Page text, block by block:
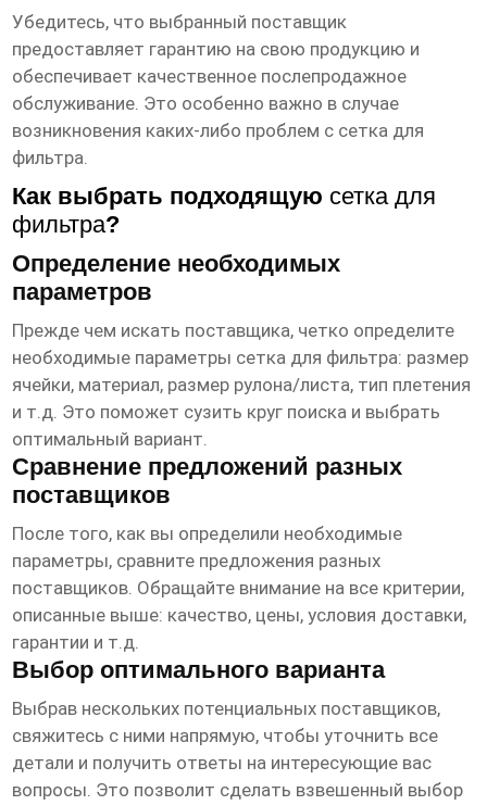
Убедитесь, что выбранный поставщик
предоставляет гарантию на свою продукцию и
обеспечивает качественное послепродажное
обслуживание. Это особенно важно в случае
возникновения каких-либо проблем с сетка для
фильтра.
Как выбрать подходящую сетка для
фильтра?
Определение необходимых
параметров
Прежде чем искать поставщика, четко определите
необходимые параметры сетка для фильтра: размер
ячейки, материал, размер рулона/листа, тип плетения
и т.д. Это поможет сузить круг поиска и выбрать
оптимальный вариант.
Сравнение предложений разных
поставщиков
После того, как вы определили необходимые
параметры, сравните предложения разных
поставщиков. Обращайте внимание на все критерии,
описанные выше: качество, цены, условия доставки,
гарантии и т.д.
Выбор оптимального варианта
Выбрав нескольких потенциальных поставщиков,
свяжитесь с ними напрямую, чтобы уточнить все
детали и получить ответы на интересующие вас
вопросы. Это позволит сделать взвешенный выбор